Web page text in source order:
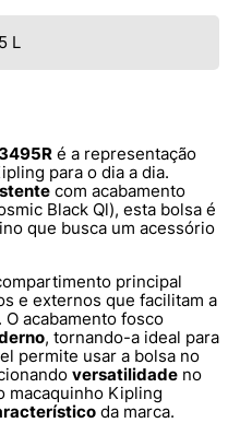
L
é a representação
para o dia a dia.
com acabamento
Black Ql), esta bolsa é
que busca um acessório
principal
e externos que facilitam a
acabamento fosco
, tornando-a ideal para
permite usar a bolsa no
versatilidade no
macaquinho Kipling
da marca.